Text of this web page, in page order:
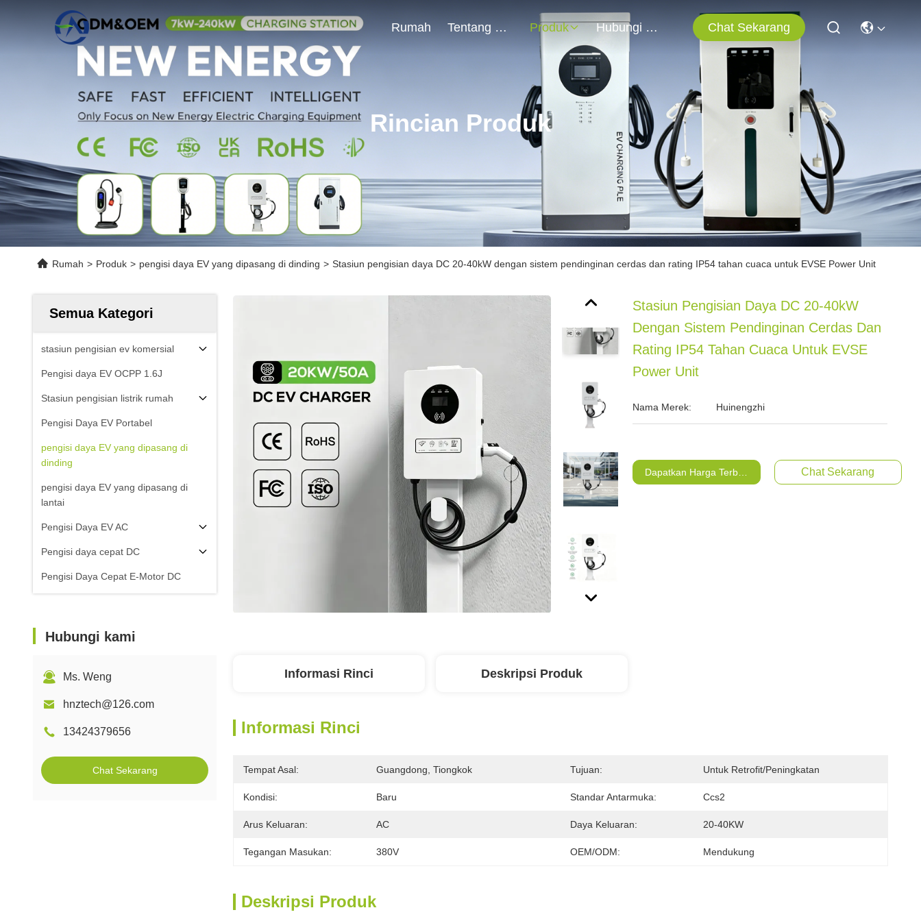
Rumah Tentang Kami Produk Hubungi Kami Chat Sekarang
Rincian Produk
Rumah > Produk > pengisi daya EV yang dipasang di dinding > Stasiun pengisian daya DC 20-40kW dengan sistem pendinginan cerdas dan rating IP54 tahan cuaca untuk EVSE Power Unit
Semua Kategori
stasiun pengisian ev komersial
Pengisi daya EV OCPP 1.6J
Stasiun pengisian listrik rumah
Pengisi Daya EV Portabel
pengisi daya EV yang dipasang di
dinding
pengisi daya EV yang dipasang di
lantai
Pengisi Daya EV AC
Pengisi daya cepat DC
Pengisi Daya Cepat E-Motor DC
Hubungi kami
Ms. Weng
hnztech@126.com
13424379656
Chat Sekarang
Stasiun Pengisian Daya DC 20-40kW
Dengan Sistem Pendinginan Cerdas Dan
Rating IP54 Tahan Cuaca Untuk EVSE
Power Unit
Nama Merek: Huinengzhi
Dapatkan Harga Terbaik Chat Sekarang
Informasi Rinci Deskripsi Produk
Informasi Rinci
Tempat Asal: Guangdong, Tiongkok Tujuan: Untuk Retrofit/peningkatan
Kondisi: Baru Standar Antarmuka: Ccs2
Arus Keluaran: AC Daya Keluaran: 20-40KW
Tegangan Masukan: 380V OEM/ODM: Mendukung
Deskripsi Produk